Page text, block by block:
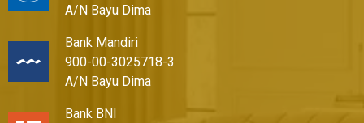
A/N Bayu Dima
Bank Mandiri
900-00-3025718-3
A/N Bayu Dima
Bank BNI